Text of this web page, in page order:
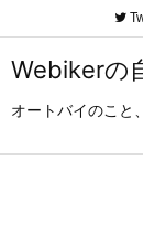
Webikerの
オートバイのこと